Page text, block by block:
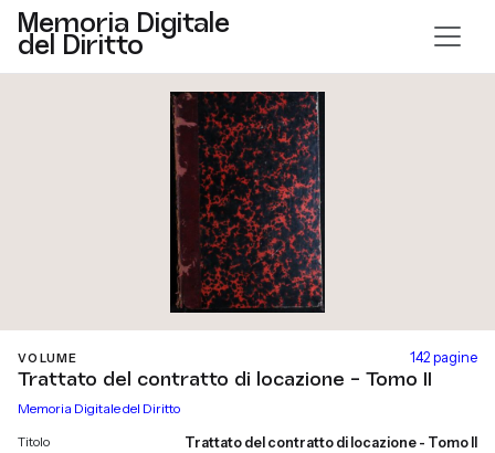
Memoria Digitale
del Diritto
VOLUME 142 pagine
Trattato del contratto di locazione - Tomo II
Memoria Digitale del Diritto
Titolo Trattato del contratto di locazione - Tomo II